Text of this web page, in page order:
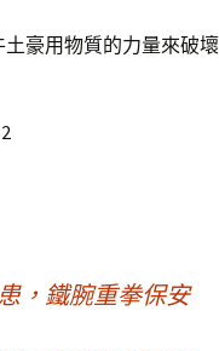
豪用物質的力量來破壞
，鐵腕重拳保安